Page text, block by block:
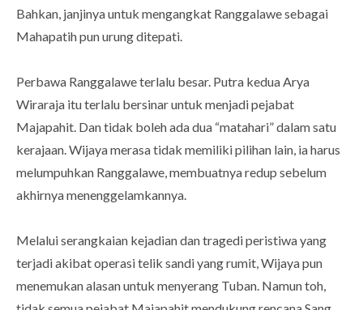
Bahkan, janjinya untuk mengangkat Ranggalawe sebagai
Mahapatih pun urung ditepati.
Perbawa Ranggalawe terlalu besar. Putra kedua Arya
Wiraraja itu terlalu bersinar untuk menjadi pejabat
Majapahit. Dan tidak boleh ada dua “matahari” dalam satu
kerajaan. Wijaya merasa tidak memiliki pilihan lain, ia harus
melumpuhkan Ranggalawe, membuatnya redup sebelum
akhirnya menenggelamkannya.
Melalui serangkaian kejadian dan tragedi peristiwa yang
terjadi akibat operasi telik sandi yang rumit, Wijaya pun
menemukan alasan untuk menyerang Tuban. Namun toh,